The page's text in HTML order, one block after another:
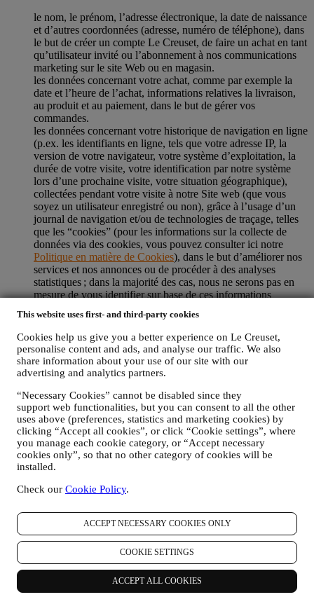
This website uses first- and third-party cookies
Cookies help us give you a better experience on Le Creuset,
personalise content and ads, and analyse our traffic. We also
share information about your use of our site with our
advertising and analytics partners.
“Necessary Cookies” cannot be disabled since they
support web functionalities, but you can consent to all the other
uses above (preferences, statistics and marketing cookies) by
clicking “Accept all cookies”, or click “Cookie settings”, where
you manage each cookie category, or “Accept necessary
cookies only”, so that no other category of cookies will be
installed.
Check our Cookie Policy.
ACCEPT NECESSARY COOKIES ONLY
COOKIE SETTINGS
ACCEPT ALL COOKIES
le nom, le prénom, l’adresse électronique, la date de naissance
et d’autres coordonnées (adresse, numéro de téléphone), dans
le but de créer un compte Le Creuset, de faire un achat en tant
qu’utilisateur invité ou l’abonnement à nos communications
marketing sur le site Web ou en magasin.
les données concernant votre achat, comme par exemple la
date et l’heure de l’achat, informations relatives la livraison,
au produit et au paiement, dans le but de gérer vos
commandes.
les données concernant votre historique de navigation en ligne
(p.ex. les identifiants en ligne, tels que votre adresse IP, la
version de votre navigateur, votre système d’exploitation, la
durée de votre visite, votre identification par notre système
lors d’une prochaine visite, votre situation géographique),
collectées pendant votre visite à notre Site web (que vous
soyez un utilisateur enregistré ou non), grâce à l’usage d’un
journal de navigation et/ou de technologies de traçage, telles
que les “cookies” (pour les informations sur la collecte de
données via des cookies, vous pouvez consulter ici notre
Politique en matière de Cookies), dans le but d’améliorer nos
services et nos annonces ou de procéder à des analyses
statistiques ; dans la majorité des cas, nous ne serons pas en
mesure de vous identifier sur base de ces informations
votre feedback, vos demandes, réclamations, questions ou
interactions avec nous (par exemple vos messages, chats,
posts sur les réseaux sociaux, e-mails ou appels
téléphoniques).
Les données personnelles vous concernant, que nous collectons
lorsque vous utilisez le Site web ou lorsque vous nous fournissez de
toute autre façon une quelconque information d’identification
personnelle, sont dûment protégées et vos droits au respect de la vie
privée sont expliqués sous le paragraphe 8 ci-dessous.
2. QUI RECUEILLE VOS DONNEES PERSONNELLES ?
Le contrôleur des données relatives aux services d’e-commerce
proposés sur le Site web est Le Creuset Benelux SA, dont le siège
social est établi à Le Creuset Benelux SA, 4 Rue de la Presse, 1000
Bruxelles, Belgique.
Si vous acceptez de recevoir des communications commerciales de
notre part, vous ferez partie de la base de données des
consommateurs du groupe Le Creuset. Celle-ci est gérée
conjointement, par Le Creuset BENELUX et Group AG, dont le
siège social est situé à Neuhofstrasse 4, 6340 Baar, en Suisse. Son
représentant désigné dans l'UE est Le Creuset SL, numéro de TVA
B62153630, dont les bureaux sont situés Paseo de Gracia 9 2º,